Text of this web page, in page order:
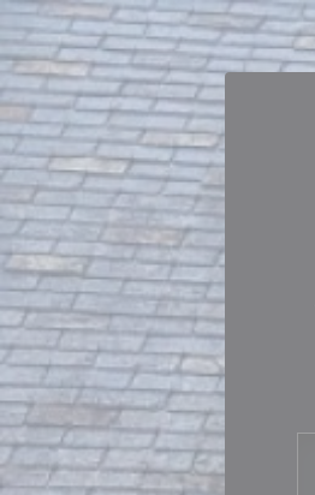
Painel de Gerenciamento de Cookies